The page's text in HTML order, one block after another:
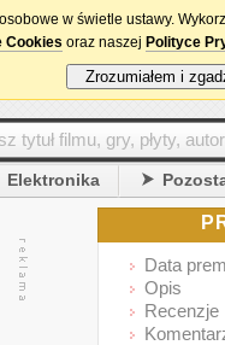
Elektronika
Data
Opis
Recenzje
w świetle ustawy.
Cookies oraz naszej Polityce
Zrozumiałem i